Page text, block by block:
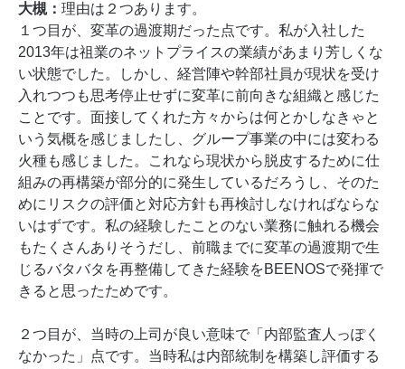
大槻： 理由は２つあります。
１つ目が、変革の過渡期だった点です。私が入社した
2013年は祖業のネットプライスの業績があまり芳しくな
い状態でした。しかし、経営陣や幹部社員が現状を受け
入れつつも思考停止せずに変革に前向きな組織と感じた
ことです。面接してくれた方々からは何とかしなきゃと
いう気概を感じましたし、グループ事業の中には変わる
火種も感じました。これなら現状から脱皮するために仕
組みの再構築が部分的に発生しているだろうし、そのた
めにリスクの評価と対応方針も再検討しなければならな
いはずです。私の経験したことのない業務に触れる機会
もたくさんありそうだし、前職までに変革の過渡期で生
じるバタバタを再整備してきた経験をBEENOSで発揮で
きると思ったためです。
２つ目が、当時の上司が良い意味で「内部監査人っぽく
なかった」点です。当時私は内部統制を構築し評価する